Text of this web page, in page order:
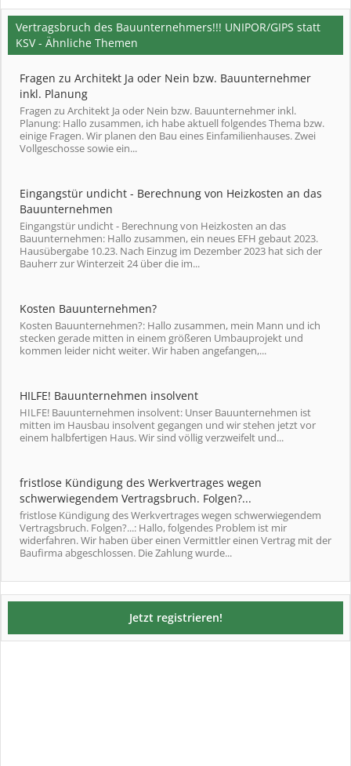
Vertragsbruch des Bauunternehmers!!! UNIPOR/GIPS statt
KSV - Ähnliche Themen
Fragen zu Architekt Ja oder Nein bzw. Bauunternehmer
inkl. Planung
Fragen zu Architekt Ja oder Nein bzw. Bauunternehmer inkl.
Planung: Hallo zusammen, ich habe aktuell folgendes Thema bzw.
einige Fragen. Wir planen den Bau eines Einfamilienhauses. Zwei
Vollgeschosse sowie ein...
Eingangstür undicht - Berechnung von Heizkosten an das
Bauunternehmen
Eingangstür undicht - Berechnung von Heizkosten an das
Bauunternehmen: Hallo zusammen, ein neues EFH gebaut 2023.
Hausübergabe 10.23. Nach Einzug im Dezember 2023 hat sich der
Bauherr zur Winterzeit 24 über die im...
Kosten Bauunternehmen?
Kosten Bauunternehmen?: Hallo zusammen, mein Mann und ich
stecken gerade mitten in einem größeren Umbauprojekt und
kommen leider nicht weiter. Wir haben angefangen,...
HILFE! Bauunternehmen insolvent
HILFE! Bauunternehmen insolvent: Unser Bauunternehmen ist
mitten im Hausbau insolvent gegangen und wir stehen jetzt vor
einem halbfertigen Haus. Wir sind völlig verzweifelt und...
fristlose Kündigung des Werkvertrages wegen
schwerwiegendem Vertragsbruch. Folgen?...
fristlose Kündigung des Werkvertrages wegen schwerwiegendem
Vertragsbruch. Folgen?...: Hallo, folgendes Problem ist mir
widerfahren. Wir haben über einen Vermittler einen Vertrag mit der
Baufirma abgeschlossen. Die Zahlung wurde...
Jetzt registrieren!